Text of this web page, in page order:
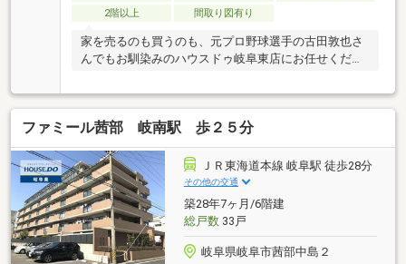
2階以上
間取り図有り
家を売るのも買うのも、元プロ野球選手の古田敦也さ
んでもお馴染みのハウスドゥ岐阜東店にお任せくださ
ファミール茜部 岐南駅 歩２５分
ＪＲ東海道本線 岐阜駅 徒歩28分
その他の交通
築28年7ヶ月/6階建
総戸数33戸
岐阜県岐阜市茜部中島２